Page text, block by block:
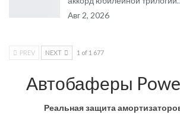
Авг 2, 2026
PREV NEXT 1 of 1 677
Автобаферы
Реальная защита